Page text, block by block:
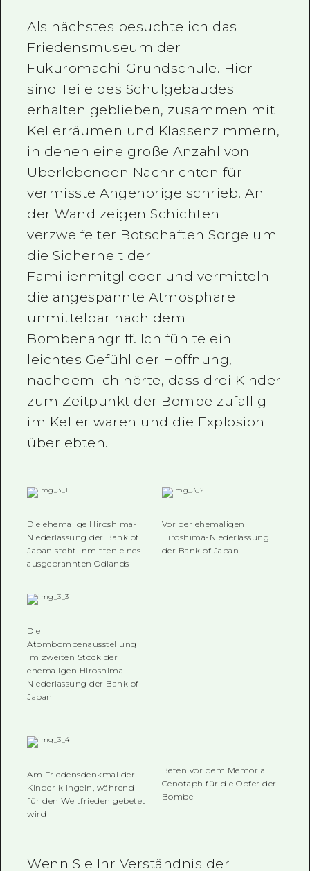
Als nächstes besuchte ich das
Friedensmuseum der
Fukuromachi-Grundschule. Hier
sind Teile des Schulgebäudes
erhalten geblieben, zusammen mit
Kellerräumen und Klassenzimmern,
in denen eine große Anzahl von
Überlebenden Nachrichten für
vermisste Angehörige schrieb. An
der Wand zeigen Schichten
verzweifelter Botschaften Sorge um
die Sicherheit der
Familienmitglieder und vermitteln
die angespannte Atmosphäre
unmittelbar nach dem
Bombenangriff. Ich fühlte ein
leichtes Gefühl der Hoffnung,
nachdem ich hörte, dass drei Kinder
zum Zeitpunkt der Bombe zufällig
im Keller waren und die Explosion
überlebten.
Die ehemalige Hiroshima-
Niederlassung der Bank of
Japan steht inmitten eines
ausgebrannten Ödlands
Vor der ehemaligen
Hiroshima-Niederlassung
der Bank of Japan
Die
Atombombenausstellung
im zweiten Stock der
ehemaligen Hiroshima-
Niederlassung der Bank of
Japan
Am Friedensdenkmal der
Kinder klingeln, während
für den Weltfrieden gebetet
wird
Bombe